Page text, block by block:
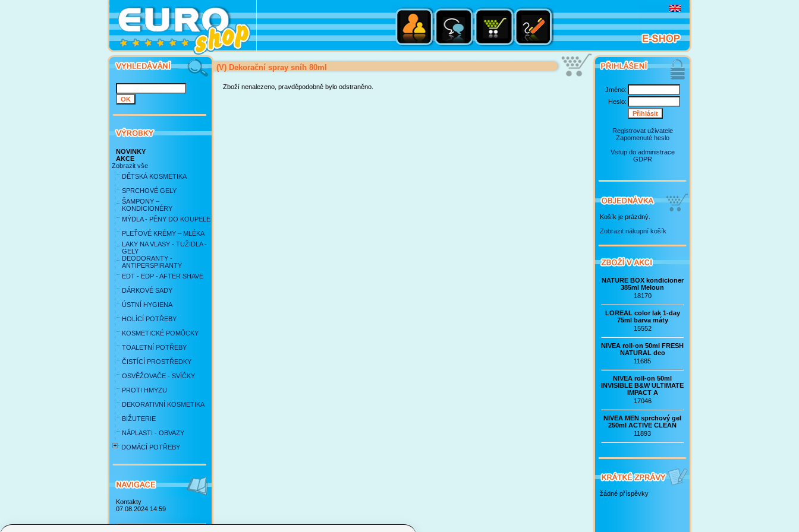
NOVINKY
AKCE
Zobrazit vše
DĚTSKÁ KOSMETIKA
SPRCHOVÉ GELY
ŠAMPONY –
KONDICIONÉRY
MÝDLA - PĚNY DO KOUPELE
PLEŤOVÉ KRÉMY – MLÉKA
LAKY NA VLASY - TUŽIDLA -
GELY
DEODORANTY -
ANTIPERSPIRANTY
EDT - EDP - AFTER SHAVE
DÁRKOVÉ SADY
ÚSTNÍ HYGIENA
HOLÍCÍ POTŘEBY
KOSMETICKÉ POMŮCKY
TOALETNÍ POTŘEBY
ČISTÍCÍ PROSTŘEDKY
OSVĚŽOVAČE - SVÍČKY
PROTI HMYZU
DEKORATIVNÍ KOSMETIKA
BIŽUTERIE
NÁPLASTI - OBVAZY
DOMÁCÍ POTŘEBY
Kontakty
07.08.2024 14:59
(V) Dekorační spray sníh 80ml
Zboží nenalezeno, pravděpodobně bylo odstraněno.
Jméno:
Heslo:
Registrovat uživatele
Zapomenuté heslo
Vstup do administrace
GDPR
Košík je prázdný.
Zobrazit nákupní košík
NATURE BOX kondicioner
385ml Meloun
18170
LOREAL color lak 1-day
75ml barva máty
15552
NIVEA roll-on 50ml FRESH
NATURAL deo
11685
NIVEA roll-on 50ml
INVISIBLE B&W ULTIMATE
IMPACT A
17046
NIVEA MEN sprchový gel
250ml ACTIVE CLEAN
11893
žádné příspěvky